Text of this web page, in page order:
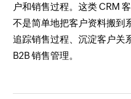
户和销售过程。这类 CRM
不是简单地把客户资料搬到
追踪销售过程、沉淀客户关
B2B 销售管理。